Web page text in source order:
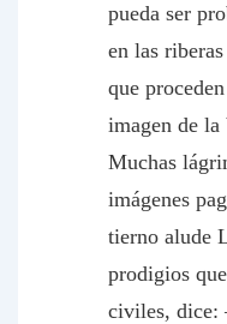
pueda ser
en las
que
imagen de la
Muchas
imágenes
tierno alude
prodigios
civiles, dice: